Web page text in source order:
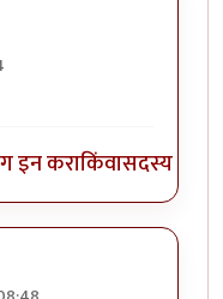
इन कराकिंवासदस्य व्हा